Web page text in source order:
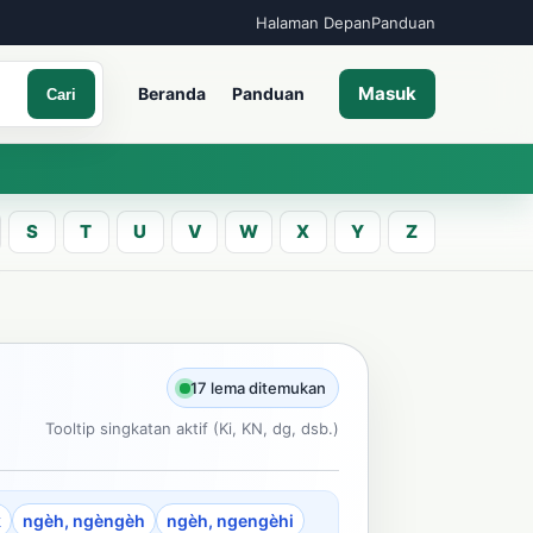
Halaman DepanPanduan
Cari Beranda Panduan Masuk
kata Jawa
S T U V W X Y Z
17 lema ditemukan
Tooltip singkatan aktif (Ki, KN, dg, dsb.)
ngèh, ngèngèh ngèh, ngengèhi